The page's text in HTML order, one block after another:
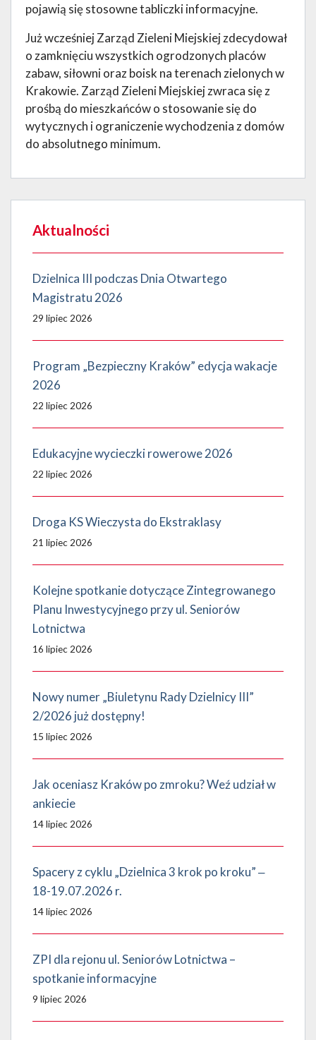
pojawią się stosowne tabliczki informacyjne.
Już wcześniej Zarząd Zieleni Miejskiej zdecydował
o zamknięciu wszystkich ogrodzonych placów
zabaw, siłowni oraz boisk na terenach zielonych w
Krakowie. Zarząd Zieleni Miejskiej zwraca się z
prośbą do mieszkańców o stosowanie się do
wytycznych i ograniczenie wychodzenia z domów
do absolutnego minimum.
Aktualności
Dzielnica III podczas Dnia Otwartego
Magistratu 2026
29 lipiec 2026
Program „Bezpieczny Kraków” edycja wakacje
2026
22 lipiec 2026
Edukacyjne wycieczki rowerowe 2026
22 lipiec 2026
Droga KS Wieczysta do Ekstraklasy
21 lipiec 2026
Kolejne spotkanie dotyczące Zintegrowanego
Planu Inwestycyjnego przy ul. Seniorów
Lotnictwa
16 lipiec 2026
Nowy numer „Biuletynu Rady Dzielnicy III”
2/2026 już dostępny!
15 lipiec 2026
Jak oceniasz Kraków po zmroku? Weź udział w
ankiecie
14 lipiec 2026
Spacery z cyklu „Dzielnica 3 krok po kroku” ‒
18-19.07.2026 r.
14 lipiec 2026
ZPI dla rejonu ul. Seniorów Lotnictwa –
spotkanie informacyjne
9 lipiec 2026